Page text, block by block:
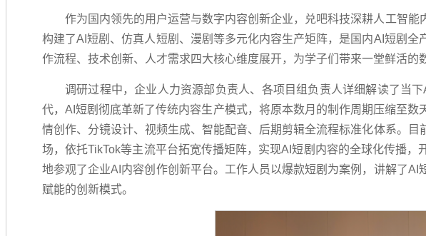
作为国内领先的用户运营与数字内容创新企业，兑吧科技深耕人工智能
构建了AI短剧、仿真人短剧、漫剧等多元化内容生产矩阵，是国内AI短剧全
作流程、技术创新、人才需求四大核心维度展开，为学子们带来一堂鲜活的
调研过程中，企业人力资源部负责人、各项目组负责人详细解读了当
代，AI短剧彻底革新了传统内容生产模式，将原本数月的制作周期压缩至
情创作、分镜设计、视频生成、智能配音、后期剪辑全流程标准化体系。
场，依托TikTok等主流平台拓宽传播矩阵，实现AI短剧内容的全球化传播
地参观了企业AI内容创作创新平台。工作人员以爆款短剧为案例，讲解了
赋能的创新模式。